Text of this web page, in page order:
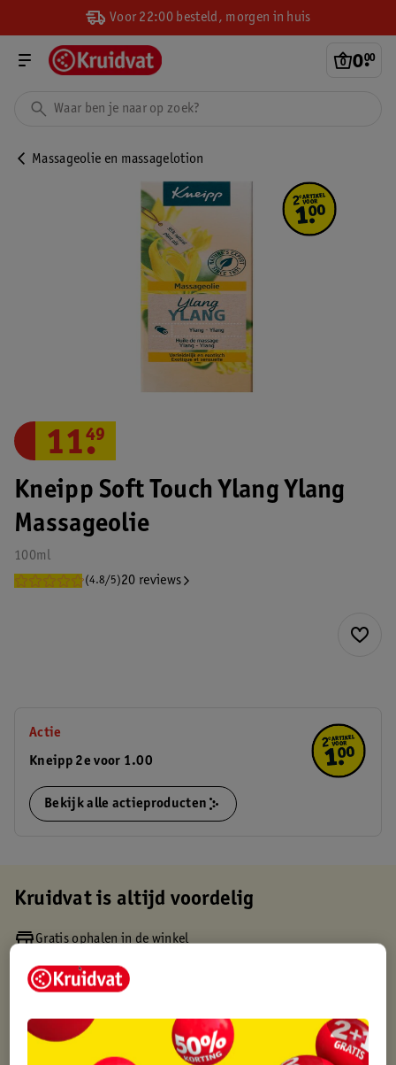
Voor 22:00 besteld, morgen in huis
0.
00
Massageolie en massagelotion
Kneipp Soft Touch Ylang Ylang
Massageolie
100ml
(4.8/5)20 reviews
11.
49
Actie
Kneipp 2e voor 1.00
Bekijk alle actieproducten
Kruidvat is altijd voordelig
Gratis ophalen in de winkel
Gratis thuisbezorgd vanaf 50.00
Gratis punten met je Kruidvat kaart